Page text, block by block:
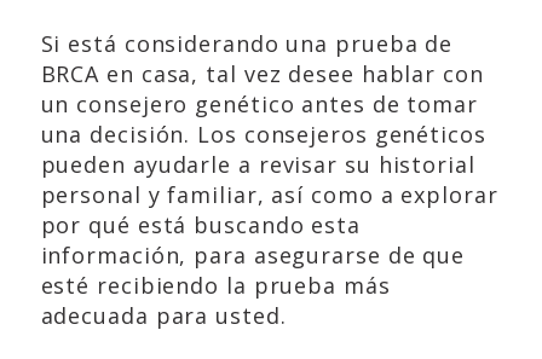
Si está considerando una prueba de
BRCA en casa, tal vez desee hablar con
un consejero genético antes de tomar
una decisión. Los consejeros genéticos
pueden ayudarle a revisar su historial
personal y familiar, así como a explorar
por qué está buscando esta
información, para asegurarse de que
esté recibiendo la prueba más
adecuada para usted.